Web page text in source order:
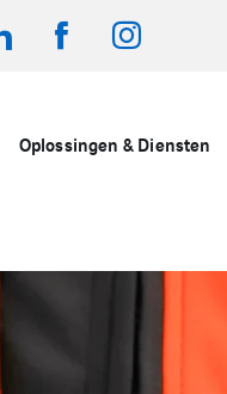
Oplossingen & Diensten